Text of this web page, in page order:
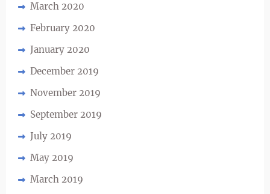
March 2020
February 2020
January 2020
December 2019
November 2019
September 2019
July 2019
May 2019
March 2019